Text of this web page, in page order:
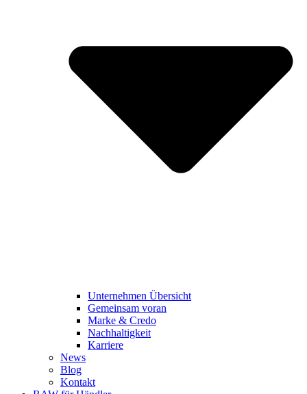
Unternehmen Übersicht
Gemeinsam voran
Marke & Credo
Nachhaltigkeit
Karriere
News
Blog
Kontakt